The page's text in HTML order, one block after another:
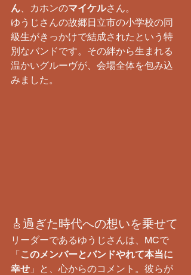
ん、カホンのマイケルさん。
ゆうじさんの故郷日立市の小学校の同
級生がきっかけで結成されたという特
別なバンドです。その絆から生まれる
温かいグルーヴが、会場全体を包み込
みました。
​🎸過ぎた時代への想いを乗せて
​リーダーであるゆうじさんは、MCで
「このメンバーとバンドやれて本当に
幸せ 」と、心からのコメント。彼らが